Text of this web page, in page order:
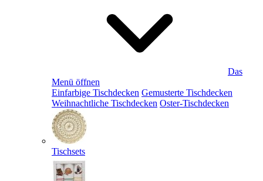
Das
Menü öffnen
Einfarbige Tischdecken Gemusterte Tischdecken
Weihnachtliche Tischdecken Oster-Tischdecken
Tischsets